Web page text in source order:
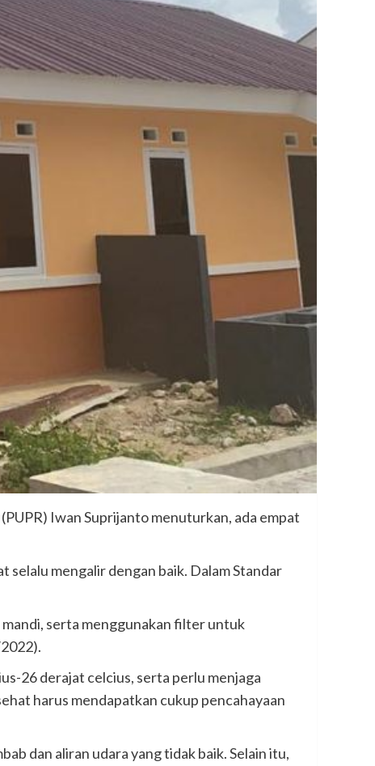
Iwan Suprijanto menuturkan, ada empat
selalu mengalir dengan baik. Dalam Standar
mandi, serta menggunakan filter untuk
26 derajat celcius, serta perlu menjaga
harus mendapatkan cukup pencahayaan
dan aliran udara yang tidak baik. Selain itu,